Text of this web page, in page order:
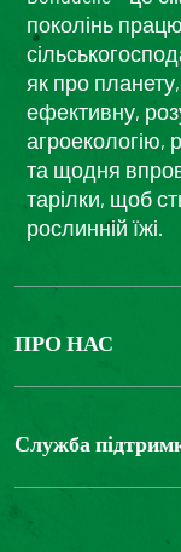
поколінь
як про
ефективну,
агроекологію,
та щодня
тарілки, щоб
рослинній їжі.
ПРО НАС
The Bonduelle group
Служба
Зв'яжіться з нами